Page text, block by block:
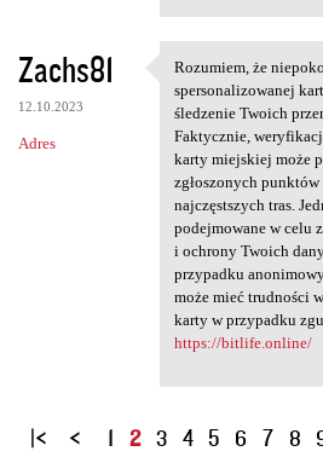
Zachs81
12.10.2023
Adres
Rozumiem, że
Rozumiem, że
spersonalizowanej
śledzenie Twoich
Faktycznie,
karty miejskiej może
zgłoszonych
najczęstszych tras.
podejmowane w celu
i ochrony Twoich
przypadku
może mieć trudności
karty w przypadku
https://bitlife.online/
S
1 2 3 4 5 6 7 8